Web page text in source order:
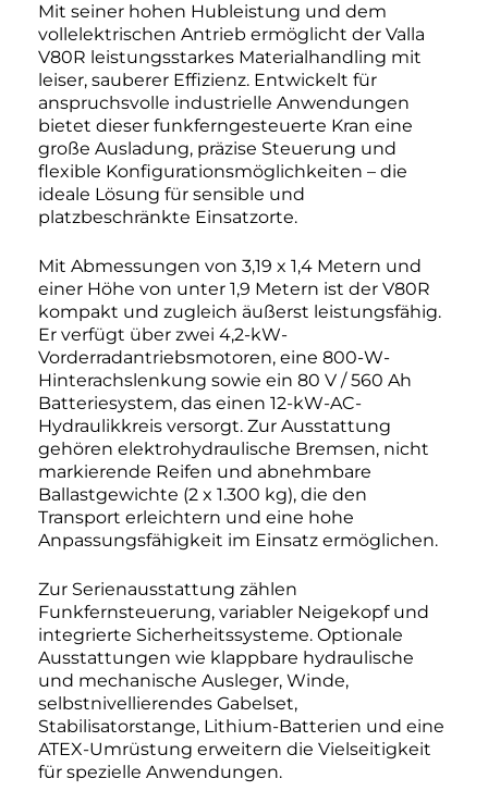
Mit seiner hohen Hubleistung und dem
vollelektrischen Antrieb ermöglicht der Valla
V80R leistungsstarkes Materialhandling mit
leiser, sauberer Effizienz. Entwickelt für
anspruchsvolle industrielle Anwendungen
bietet dieser funkferngesteuerte Kran eine
große Ausladung, präzise Steuerung und
flexible Konfigurationsmöglichkeiten – die
ideale Lösung für sensible und
platzbeschränkte Einsatzorte.
Mit Abmessungen von 3,19 x 1,4 Metern und
einer Höhe von unter 1,9 Metern ist der V80R
kompakt und zugleich äußerst leistungsfähig.
Er verfügt über zwei 4,2-kW-
Vorderradantriebsmotoren, eine 800-W-
Hinterachslenkung sowie ein 80 V / 560 Ah
Batteriesystem, das einen 12-kW-AC-
Hydraulikkreis versorgt. Zur Ausstattung
gehören elektrohydraulische Bremsen, nicht
markierende Reifen und abnehmbare
Ballastgewichte (2 x 1.300 kg), die den
Transport erleichtern und eine hohe
Anpassungsfähigkeit im Einsatz ermöglichen.
Zur Serienausstattung zählen
Funkfernsteuerung, variabler Neigekopf und
integrierte Sicherheitssysteme. Optionale
Ausstattungen wie klappbare hydraulische
und mechanische Ausleger, Winde,
selbstnivellierendes Gabelset,
Stabilisatorstange, Lithium-Batterien und eine
ATEX-Umrüstung erweitern die Vielseitigkeit
für spezielle Anwendungen.